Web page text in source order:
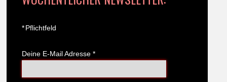
*Pflichtfeld
Deine E-Mail Adresse *